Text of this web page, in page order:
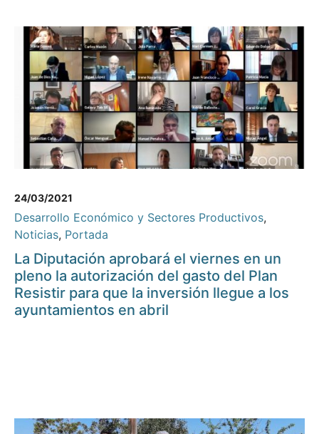
24/03/2021
Desarrollo Económico y Sectores Productivos,
Noticias, Portada
La Diputación aprobará el viernes en un
pleno la autorización del gasto del Plan
Resistir para que la inversión llegue a los
ayuntamientos en abril